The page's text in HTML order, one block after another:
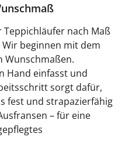
Teppichläufer nach Maß
beginnen mit dem
Wunschmaßen.
Hand einfasst und
sorgt dafür,
fest und strapazierfähig
– für eine